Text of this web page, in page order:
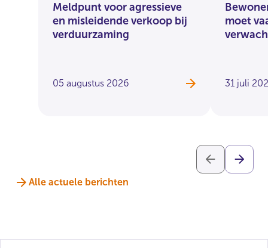
Meldpunt voor agressieve
en misleidende verkoop bij
verduurzaming
05 augustus 2026
moet
31 juli
Alle actuele berichten